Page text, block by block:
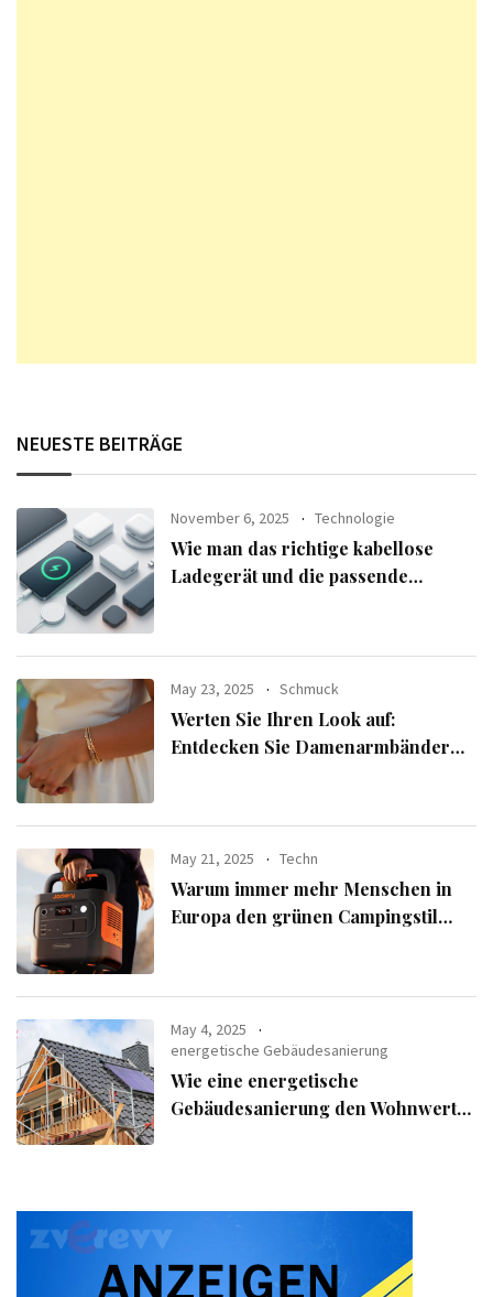
NEUESTE BEITRÄGE
November 6, 2025 Technologie
Wie man das richtige kabellose
Ladegerät und die passende
May 23, 2025 Schmuck
Werten Sie Ihren Look auf:
Entdecken Sie Damenarmbänder
May 21, 2025 Techn
Warum immer mehr Menschen in
Europa den grünen Campingstil
May 4, 2025
energetische Gebäudesanierung
Wie eine energetische
Gebäudesanierung den Wohnwert